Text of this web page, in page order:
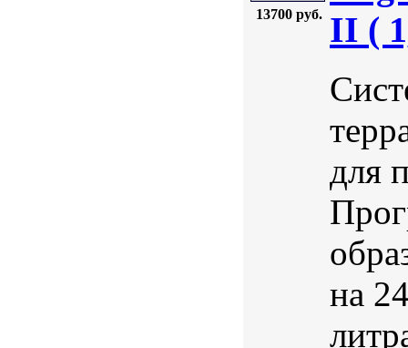
13700 руб. II (
для
на